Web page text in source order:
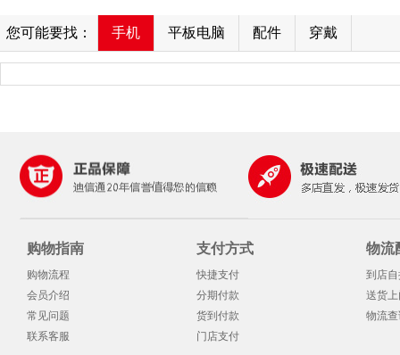
您可能要找： 手机 平板电脑 配件 穿戴
购物指南
购物流程
会员介绍
常见问题
联系客服
支付方式
快捷支付
分期付款
货到付款
门店支付
物流
到店
送货
物流